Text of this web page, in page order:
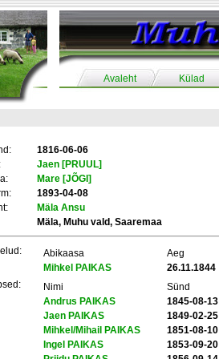
Avaleht Külad
1816-06-06
Jaen [PRUUL]
Mare [JÕGI]
1893-04-08
Mäla Ansu
Mäla, Muhu vald, Saaremaa
Abikaasa Aeg
Mihkel PAIKAS
26.11.1844
Nimi
Sünd
Andrus PAIKAS
1845-08-13
Jaen PAIKAS
1849-02-25
Mihkel/Mihail PAIKAS
1851-08-10
Ingel PAIKAS
1853-09-20